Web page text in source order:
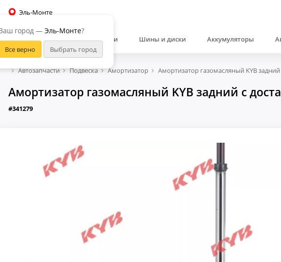
Эль-Монте
город — Эль-Монте?
Автозапчасти Шины и диски Аккумуляторы
Автозапчасти Подвеска Амортизатор Амортизатор газомасляный KYB задний
Амортизатор газомасляный KYB задний с
#341279